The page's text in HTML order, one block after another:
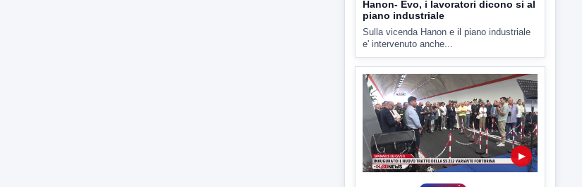
▶
6 AGOSTO 2026 ATTUALITÀ
Hanon- Evo, i lavoratori dicono si al
piano industriale
Sulla vicenda Hanon e il piano industriale
e' intervenuto anche...